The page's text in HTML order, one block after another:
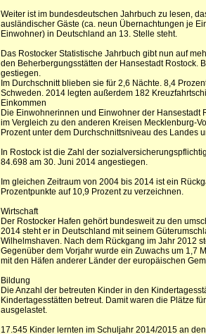
Weiter ist im bundesdeutschen Jahrbuch zu lesen,
ausländischer Gäste (ca. neun Übernachtungen je
Einwohner) in Deutschland an 13. Stelle steht.
Das Rostocker Statistische Jahrbuch gibt nun auf
den Beherbergungsstätten der Hansestadt Rostock.
gestiegen.
Im Durchschnitt blieben sie für 2,6 Nächte. 8,4
Schweden. 2014 legten außerdem 182
Einkommen
Die Einwohnerinnen und Einwohner der Hansestadt
im Vergleich zu den anderen Kreisen Mecklenburg-
Prozent unter dem Durchschnittsniveau des Landes
In Rostock ist die Zahl der
84.698 am 30. Juni 2014 angestiegen.
Im gleichen Zeitraum von 2004 bis 2014 ist ein
Prozentpunkte auf 10,9 Prozent zu verzeichnen.
Wirtschaft
Der Rostocker Hafen gehört bundesweit zu den
2014 steht er in Deutschland mit seinem
Wilhelmshaven. Nach dem Rückgang im Jahr 2012
Gegenüber dem Vorjahr wurde ein Zuwachs um 1,7
mit den Häfen anderer Länder der europäischen
Bildung
Die Anzahl der betreuten Kinder in den
Kindertagesstätten betreut. Damit waren die Plätze
ausgelastet.
17.545 Kinder lernten im Schuljahr 2014/2015 an